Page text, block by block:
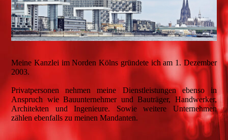
Meine Kanzlei im Norden Kölns gründete ich am 1. Dezember
2003.
Privatpersonen nehmen meine Dienstleistungen ebenso in
Anspruch wie Bauunternehmer und Bauträger, Handwerker,
Architekten und Ingenieure. Sowie weitere Unternehmen
zählen ebenfalls zu meinen Mandanten.